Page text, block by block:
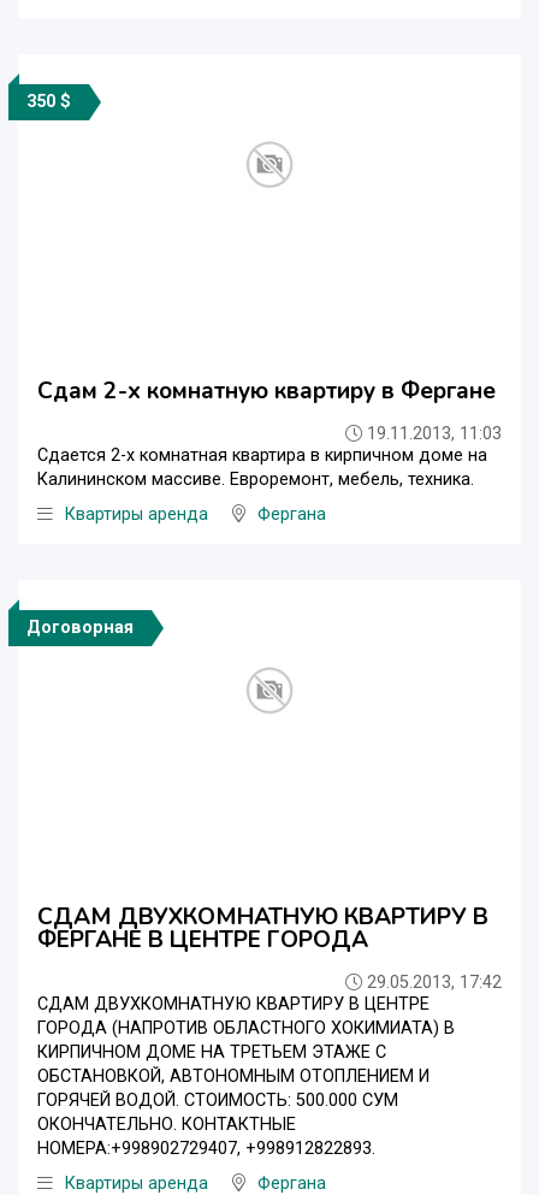
350 $
Сдам 2-х комнатную квартиру в Фергане
19.11.2013, 11:03
Сдается 2-х комнатная квартира в кирпичном доме на
Калининском массиве. Евроремонт, мебель, техника.
Квартиры аренда
Фергана
Договорная
СДАМ ДВУХКОМНАТНУЮ КВАРТИРУ В
ФЕРГАНЕ В ЦЕНТРЕ ГОРОДА
29.05.2013, 17:42
СДАМ ДВУХКОМНАТНУЮ КВАРТИРУ В ЦЕНТРЕ
ГОРОДА (НАПРОТИВ ОБЛАСТНОГО ХОКИМИАТА) В
КИРПИЧНОМ ДОМЕ НА ТРЕТЬЕМ ЭТАЖЕ С
ОБСТАНОВКОЙ, АВТОНОМНЫМ ОТОПЛЕНИЕМ И
ГОРЯЧЕЙ ВОДОЙ. СТОИМОСТЬ: 500.000 СУМ
ОКОНЧАТЕЛЬНО. КОНТАКТНЫЕ
НОМЕРА:+998902729407, +998912822893.
Квартиры аренда
Фергана